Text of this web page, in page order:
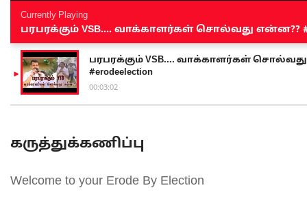
Currently Playing
பரபரக்கும் VSB.... வாக்காளர்கள் சொல்வது என்ன??
பரபரக்கும் VSB.... வாக்காளர்கள் சொல்வது
#erodeelection
00:03:02
கருத்துக்கணிப்பு
Welcome to your Erode By Election